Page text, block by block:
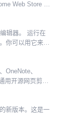
Web Store 安
辑器。 运行在
你可以用它来记
OneNote、
用开源网页剪藏
新版本。这是一